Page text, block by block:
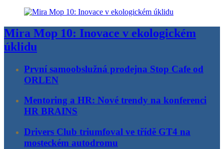
Mira Mop 10: Inovace v ekologickém
úklidu
První samoobslužná prodejna Stop Cafe od
ORLEN
Mentoring a HR: Nové trendy na konferenci
HR BRAINS
Drivers Club triumfoval ve třídě GT4 na
mosteckém autodromu